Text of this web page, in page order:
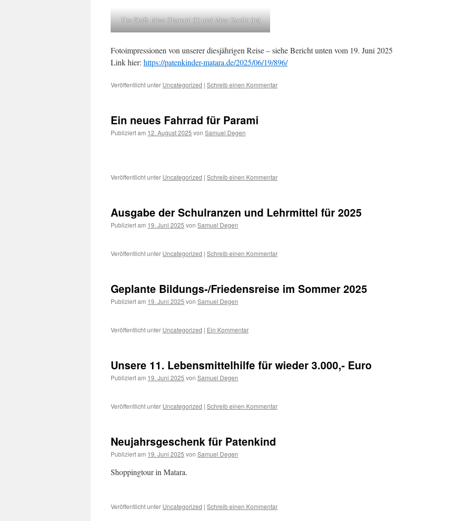
The Staff: Miss Chammi (li) und Miss Kanthi (re)
Fotoimpressionen von unserer diesjährigen Reise – siehe Bericht unten vom 19. Juni 2025
Link hier: https://patenkinder-matara.de/2025/06/19/896/
Veröffentlicht unter Uncategorized | Schreib einen Kommentar
Ein neues Fahrrad für Parami
Publiziert am 12. August 2025 von Samuel Degen
Veröffentlicht unter Uncategorized | Schreib einen Kommentar
Ausgabe der Schulranzen und Lehrmittel für 2025
Publiziert am 19. Juni 2025 von Samuel Degen
Veröffentlicht unter Uncategorized | Schreib einen Kommentar
Geplante Bildungs-/Friedensreise im Sommer 2025
Publiziert am 19. Juni 2025 von Samuel Degen
Veröffentlicht unter Uncategorized | Ein Kommentar
Unsere 11. Lebensmittelhilfe für wieder 3.000,- Euro
Publiziert am 19. Juni 2025 von Samuel Degen
Veröffentlicht unter Uncategorized | Schreib einen Kommentar
Neujahrsgeschenk für Patenkind
Publiziert am 19. Juni 2025 von Samuel Degen
Shoppingtour in Matara.
Veröffentlicht unter Uncategorized | Schreib einen Kommentar